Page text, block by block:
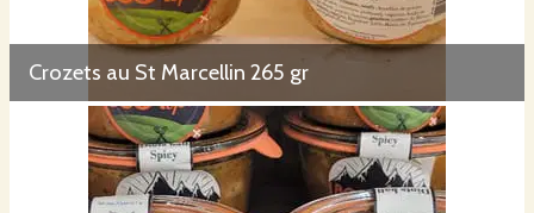
Crozets au St Marcellin 265 gr